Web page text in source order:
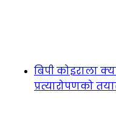
बिपी कोइराला
प्रत्यारोपणको